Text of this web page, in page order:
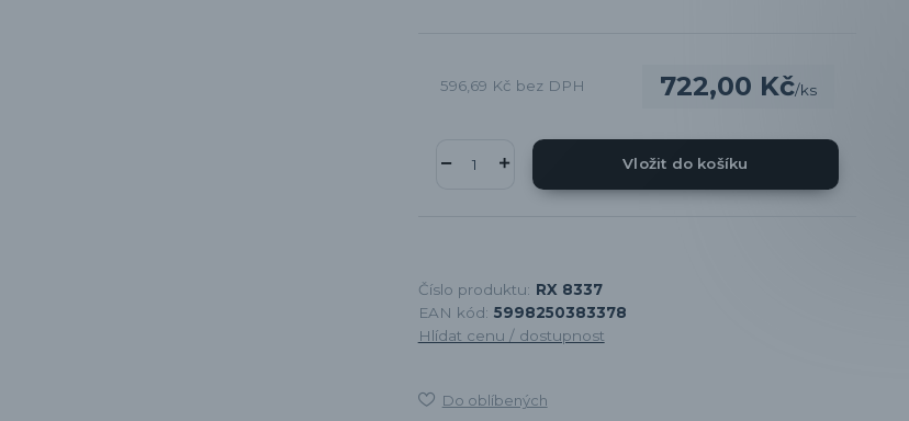
722,00 Kč/ks
596,69 Kč bez DPH
Vložit do košíku
Číslo produktu: RX 8337
EAN kód: 5998250383378
Hlídat cenu / dostupnost
Do oblíbených